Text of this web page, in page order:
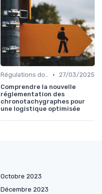
Régulations douanières •
27/03/2025
Comprendre la nouvelle
réglementation des
chronotachygraphes pour
une logistique optimisée
Octobre 2023
Décembre 2023